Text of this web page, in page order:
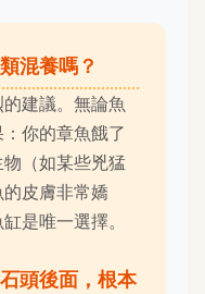
混養嗎？
建議。無論魚
你的章魚餓了
（如某些兇猛
皮膚非常嬌
是唯一選擇。
頭後面，根本